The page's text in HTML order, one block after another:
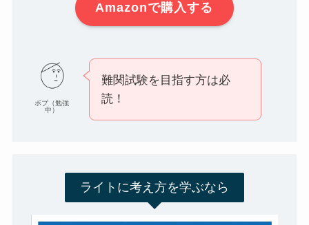
Amazonで購入する
ボブ（勉強
中）
難関試験を目指す方は必
読！
ライトに考え方を学ぶなら